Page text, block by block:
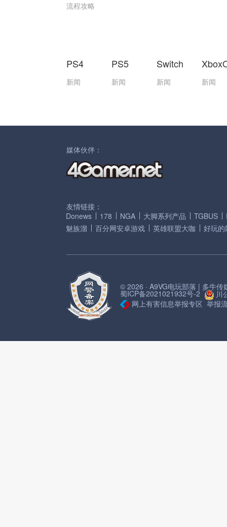
流程攻略
PS4
新闻
PS5
新闻
Switch
新闻 新闻
媒体伙伴：
友情链接：
Donews
178 NGA 大脚系列产品 TGBUS
魅族溜
百分网安卓游戏 英雄联盟大咖 好玩的
© 2026 · A9VG电玩部落 | 多牛传
蜀ICP备2021021932号-2
川
网上有害信息举报专区 举报